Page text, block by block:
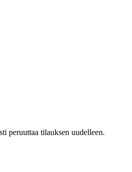
peruuttaa tilauksen uudelleen.